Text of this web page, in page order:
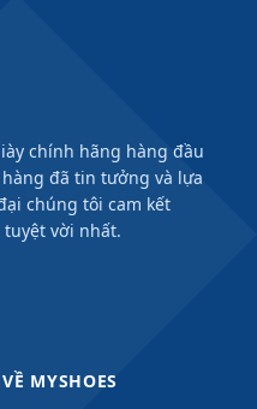
chính hãng hàng đầu
đã tin tưởng và lựa
chúng tôi cam kết
vời nhất.
VỀ MYSHOES